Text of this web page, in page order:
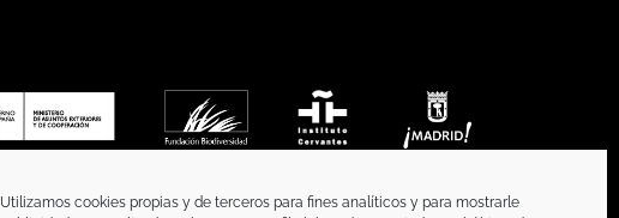
Utilizamos cookies propias y de terceros para fines analíticos y para mostrarle